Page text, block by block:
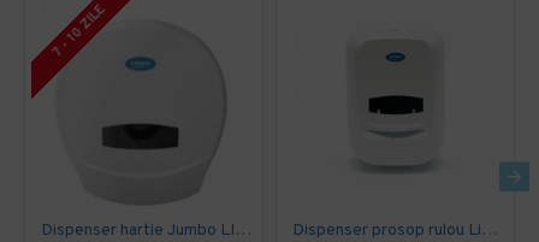
7 - 10 ZILE
Dispenser hartie Jumbo LIMIPIO DP 1200 JS2 Dispenser prosop rulou Limpio